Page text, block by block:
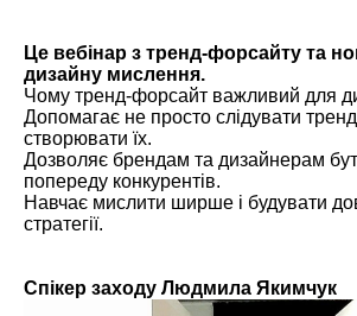
Це вебінар з тренд-форсайту та
дизайну мислення.
Чому тренд-форсайт важливий для
Допомагає не просто слідувати
створювати їх.
Дозволяє брендам та дизайнерам
попереду конкурентів.
Навчає мислити ширше і будувати
стратегії.
Спікер заходу Людмила Якимчук